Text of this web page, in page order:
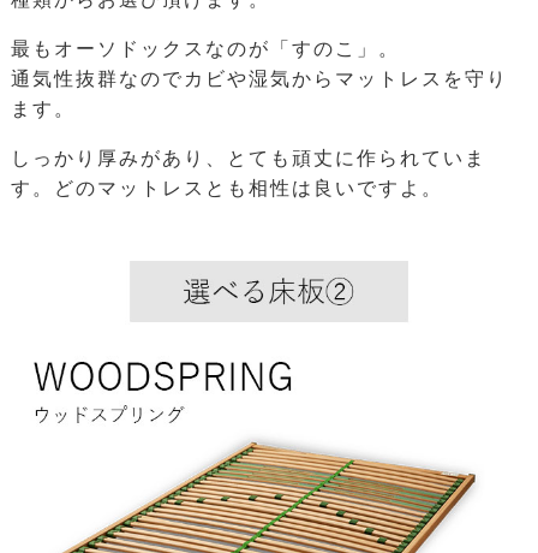
最もオーソドックスなのが「すのこ」。
通気性抜群なのでカビや湿気からマットレスを守り
ます。
しっかり厚みがあり、とても頑丈に作られていま
す。どのマットレスとも相性は良いですよ。